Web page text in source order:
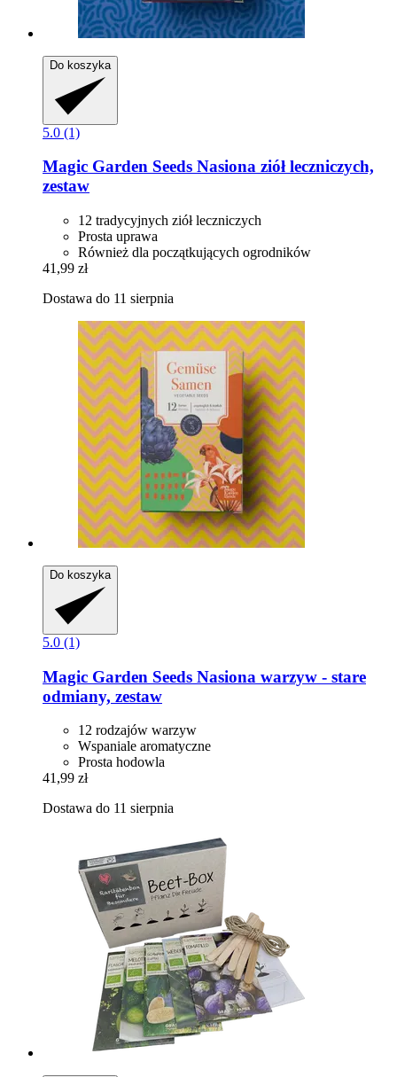
Do koszyka
5.0 (1)
Magic Garden Seeds Nasiona ziół leczniczych,
zestaw
12 tradycyjnych ziół leczniczych
Prosta uprawa
Również dla początkujących ogrodników
41,99 zł
Dostawa do 11 sierpnia
Do koszyka
5.0 (1)
Magic Garden Seeds Nasiona warzyw -​ stare
odmiany, zestaw
12 rodzajów warzyw
Wspaniale aromatyczne
Prosta hodowla
41,99 zł
Dostawa do 11 sierpnia